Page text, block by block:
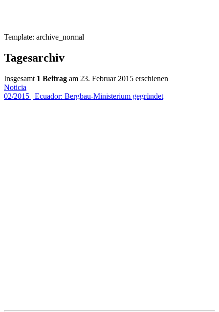
Template: archive_normal
Tagesarchiv
Insgesamt 1 Beitrag am 23. Februar 2015 erschienen
Noticia
02/2015 | Ecuador: Bergbau-Ministerium gegründet